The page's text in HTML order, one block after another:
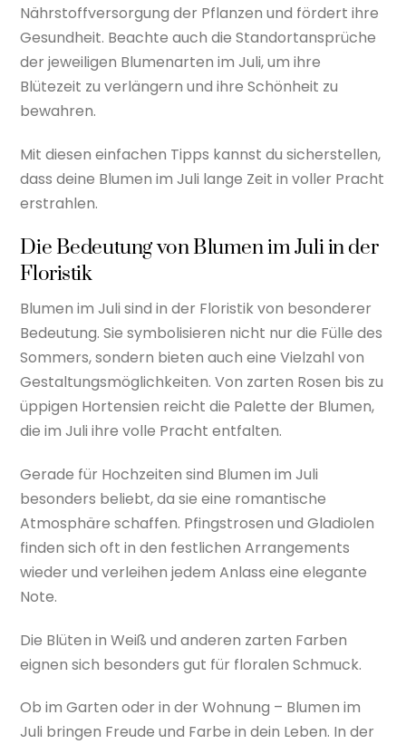
Nährstoffversorgung der Pflanzen und fördert ihre
Gesundheit. Beachte auch die Standortansprüche
der jeweiligen Blumenarten im Juli, um ihre
Blütezeit zu verlängern und ihre Schönheit zu
bewahren.
Mit diesen einfachen Tipps kannst du sicherstellen,
dass deine Blumen im Juli lange Zeit in voller Pracht
erstrahlen.
Die Bedeutung von Blumen im Juli in der
Floristik
Blumen im Juli sind in der Floristik von besonderer
Bedeutung. Sie symbolisieren nicht nur die Fülle des
Sommers, sondern bieten auch eine Vielzahl von
Gestaltungsmöglichkeiten. Von zarten Rosen bis zu
üppigen Hortensien reicht die Palette der Blumen,
die im Juli ihre volle Pracht entfalten.
Gerade für Hochzeiten sind Blumen im Juli
besonders beliebt, da sie eine romantische
Atmosphäre schaffen. Pfingstrosen und Gladiolen
finden sich oft in den festlichen Arrangements
wieder und verleihen jedem Anlass eine elegante
Note.
Die Blüten in Weiß und anderen zarten Farben
eignen sich besonders gut für floralen Schmuck.
Ob im Garten oder in der Wohnung – Blumen im
Juli bringen Freude und Farbe in dein Leben. In der